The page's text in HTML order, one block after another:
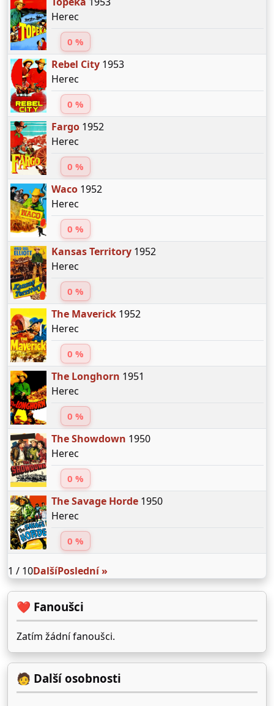
Herec
0 %
Rebel City1953
Herec
0 %
Fargo1952
Herec
0 %
Waco1952
Herec
0 %
Kansas Territory1952
Herec
0 %
The Maverick1952
Herec
0 %
The Longhorn 1951
Herec
0 %
The Showdown 1950
Herec
0 %
The Savage Horde1950
Herec
0 %
1 / 10DalšíPoslední »
❤️ Fanoušci
Zatím žádní fanoušci.
🧑 Další osobnosti